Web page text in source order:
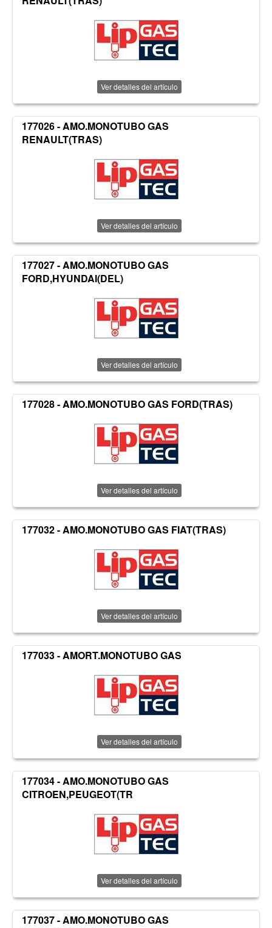
Ver detalles del artículo
177026 - AMO.MONOTUBO GAS
RENAULT(TRAS)
Ver detalles del artículo
177027 - AMO.MONOTUBO GAS
FORD,HYUNDAI(DEL)
Ver detalles del artículo
177028 - AMO.MONOTUBO GAS FORD(TRAS)
Ver detalles del artículo
177032 - AMO.MONOTUBO GAS FIAT(TRAS)
Ver detalles del artículo
177033 - AMORT.MONOTUBO GAS
Ver detalles del artículo
177034 - AMO.MONOTUBO GAS
CITROEN,PEUGEOT(TR
Ver detalles del artículo
177037 - AMO.MONOTUBO GAS